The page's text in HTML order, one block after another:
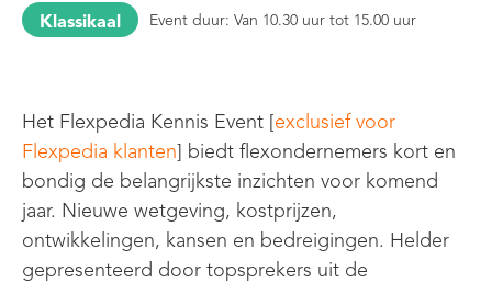
Klassikaal Event duur: Van 10.30 uur tot 15.00 uur
Het Flexpedia Kennis Event [exclusief voor
Flexpedia klanten] biedt flexondernemers kort en
bondig de belangrijkste inzichten voor komend
jaar. Nieuwe wetgeving, kostprijzen,
ontwikkelingen, kansen en bedreigingen. Helder
gepresenteerd door topsprekers uit de